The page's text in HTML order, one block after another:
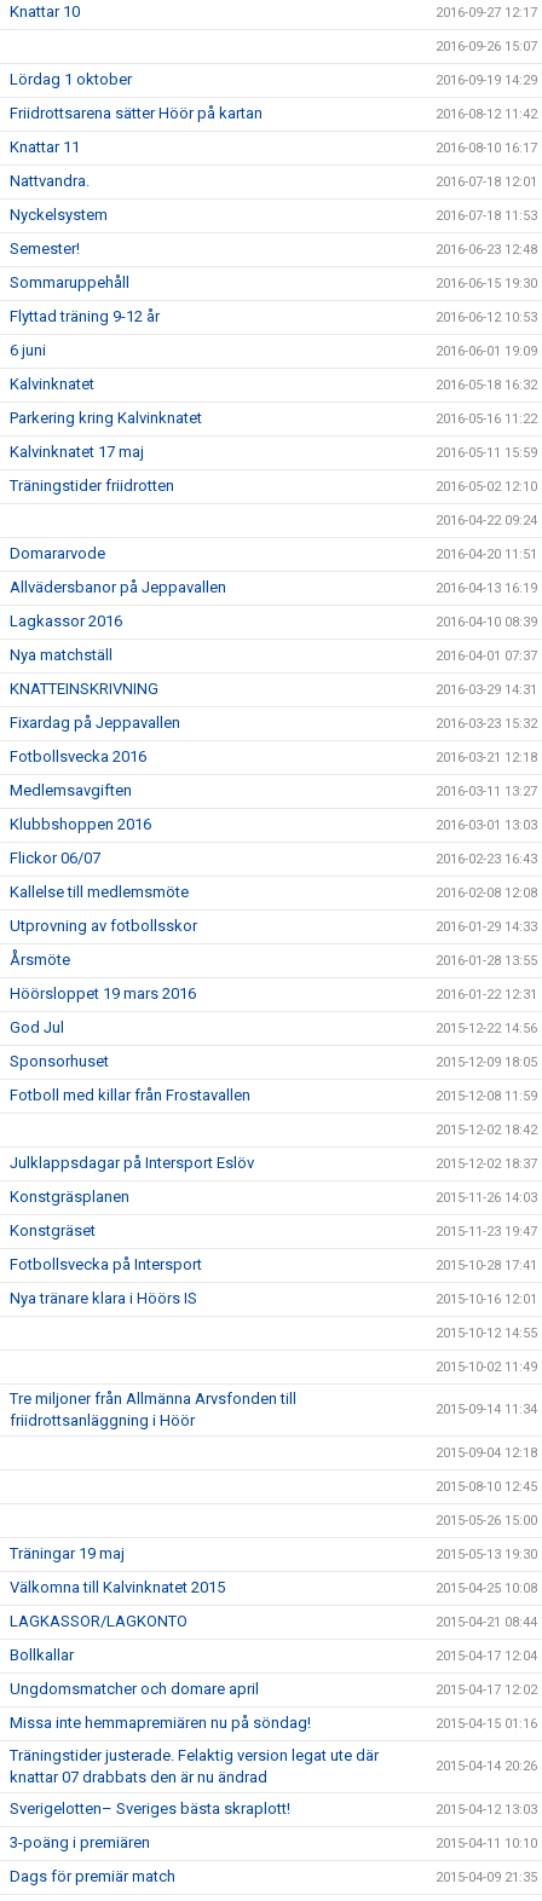
Knattar 10 2016-09-27 12:17
2016-09-26 15:07
Lördag 1 oktober 2016-09-19 14:29
Friidrottsarena sätter Höör på kartan 2016-08-12 11:42
Knattar 11 2016-08-10 16:17
Nattvandra. 2016-07-18 12:01
Nyckelsystem 2016-07-18 11:53
Semester! 2016-06-23 12:48
Sommaruppehåll 2016-06-15 19:30
Flyttad träning 9-12 år 2016-06-12 10:53
6 juni 2016-06-01 19:09
Kalvinknatet 2016-05-18 16:32
Parkering kring Kalvinknatet 2016-05-16 11:22
Kalvinknatet 17 maj 2016-05-11 15:59
Träningstider friidrotten 2016-05-02 12:10
2016-04-22 09:24
Domararvode 2016-04-20 11:51
Allvädersbanor på Jeppavallen 2016-04-13 16:19
Lagkassor 2016 2016-04-10 08:39
Nya matchställ 2016-04-01 07:37
KNATTEINSKRIVNING 2016-03-29 14:31
Fixardag på Jeppavallen 2016-03-23 15:32
Fotbollsvecka 2016 2016-03-21 12:18
Medlemsavgiften 2016-03-11 13:27
Klubbshoppen 2016 2016-03-01 13:03
Flickor 06/07 2016-02-23 16:43
Kallelse till medlemsmöte 2016-02-08 12:08
Utprovning av fotbollsskor 2016-01-29 14:33
Årsmöte 2016-01-28 13:55
Höörsloppet 19 mars 2016 2016-01-22 12:31
God Jul 2015-12-22 14:56
Sponsorhuset 2015-12-09 18:05
Fotboll med killar från Frostavallen 2015-12-08 11:59
2015-12-02 18:42
Julklappsdagar på Intersport Eslöv 2015-12-02 18:37
Konstgräsplanen 2015-11-26 14:03
Konstgräset 2015-11-23 19:47
Fotbollsvecka på Intersport 2015-10-28 17:41
Nya tränare klara i Höörs IS 2015-10-16 12:01
2015-10-12 14:55
2015-10-02 11:49
Tre miljoner från Allmänna Arvsfonden till
friidrottsanläggning i Höör
2015-09-14 11:34
2015-09-04 12:18
2015-08-10 12:45
2015-05-26 15:00
Träningar 19 maj 2015-05-13 19:30
Välkomna till Kalvinknatet 2015 2015-04-25 10:08
LAGKASSOR/LAGKONTO 2015-04-21 08:44
Bollkallar 2015-04-17 12:04
Ungdomsmatcher och domare april 2015-04-17 12:02
Missa inte hemmapremiären nu på söndag! 2015-04-15 01:16
Träningstider justerade. Felaktig version legat ute där
knattar 07 drabbats den är nu ändrad
2015-04-14 20:26
Sverigelotten– Sveriges bästa skraplott! 2015-04-12 13:03
3-poäng i premiären 2015-04-11 10:10
Dags för premiär match 2015-04-09 21:35